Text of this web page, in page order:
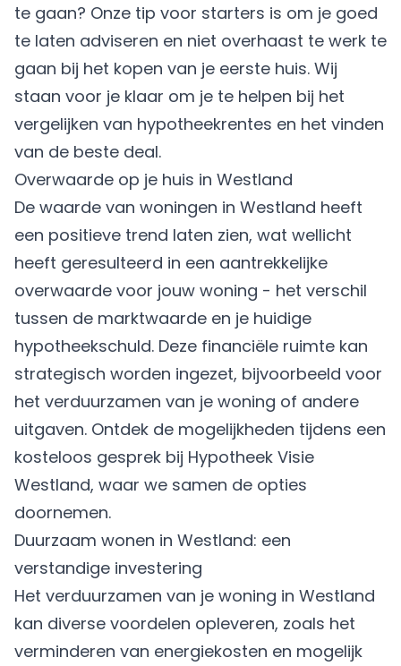
te gaan? Onze tip voor starters is om je goed
te laten adviseren en niet overhaast te werk te
gaan bij het kopen van je eerste huis. Wij
staan voor je klaar om je te helpen bij het
vergelijken van hypotheekrentes en het vinden
van de beste deal.
Overwaarde op je huis in Westland
De waarde van woningen in Westland heeft
een positieve trend laten zien, wat wellicht
heeft geresulteerd in een aantrekkelijke
overwaarde voor jouw woning - het verschil
tussen de marktwaarde en je huidige
hypotheekschuld. Deze financiële ruimte kan
strategisch worden ingezet, bijvoorbeeld voor
het verduurzamen van je woning of andere
uitgaven. Ontdek de mogelijkheden tijdens een
kosteloos gesprek bij Hypotheek Visie
Westland, waar we samen de opties
doornemen.
Duurzaam wonen in Westland: een
verstandige investering
Het verduurzamen van je woning in Westland
kan diverse voordelen opleveren, zoals het
verminderen van energiekosten en mogelijk